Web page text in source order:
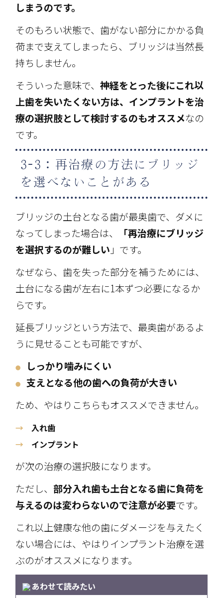
しまうのです。
そのもろい状態で、歯がない部分にかかる負
荷まで支えてしまったら、ブリッジは当然長
持ちしません。
そういった意味で、神経をとった後にこれ以
上歯を失いたくない方は、インプラントを治
療の選択肢として検討するのもオススメなの
です。
3-3：再治療の方法にブリッジ
を選べないことがある
ブリッジの土台となる歯が最奥歯で、ダメに
なってしまった場合は、
「再治療にブリッジ
を選択するのが難しい 」です。
なぜなら、歯を失った部分を補うためには、
土台になる歯が左右に1本ずつ必要になるか
らです。
延長ブリッジという方法で、最奥歯があるよ
うに見せることも可能ですが、
● しっかり噛みにくい
●支えとなる他の歯への負荷が大きい
ため、やはりこちらもオススメできません。
→ 入れ歯
→ インプラント
が次の治療の選択肢になります。
ただし、 部分入れ歯も土台となる歯に負荷を
与えるのは変わらないので注意が必要です。
これ以上健康な他の歯にダメージを与えたく
ない場合には、やはりインプラント治療を選
ぶのがオススメになります。
あわせて読みたい